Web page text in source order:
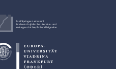
Axel Springer-Lehrstuhl
für deutsch-jüdische Literatur- und
Kulturgeschichte, Exil und Migration